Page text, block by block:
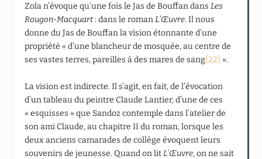
Zola n’évoque qu’une fois le Jas de Bouffan dansLes
Rougon-Macquart: dans le romanL’Œuvre. Il nous
donne du Jas de Bouffan la vision étonnante d’une
propriété « d’une blancheur de mosquée, au centre de
ses vastes terres, pareilles à des mares de sang [22] ».
La vision est indirecte. Il s’agit, en fait, de l’évocation
d’un tableau du peintre Claude Lantier, d’une de ces
« esquisses » que Sandoz contemple dans l’atelier de
son ami Claude, au chapitre II du roman, lorsque les
deux anciens camarades de collège évoquent leurs
souvenirs de jeunesse. Quand on litL’Œuvre, on ne sait